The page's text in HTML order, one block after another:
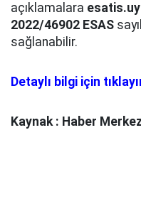
açıklamalara
2022/46902 ESAS
sağlanabilir.
Detaylı bilgi için
Kaynak : Haber